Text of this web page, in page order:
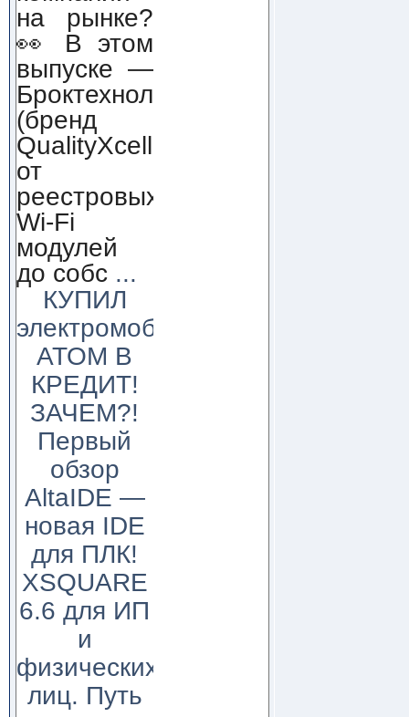
на рынке?
👀 В этом
выпуске —
Броктехнолоджи
(бренд
QualityXcellence):
от
реестровых
Wi-Fi
модулей
до собс ...
КУПИЛ
электромобиль
АТОМ В
КРЕДИТ!
ЗАЧЕМ?!
Первый
обзор
AltaIDE —
новая IDE
для ПЛК!
XSQUARE
6.6 для ИП
и
физических
лиц. Путь